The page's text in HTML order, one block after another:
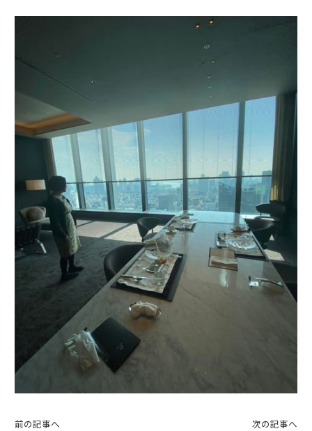
前の記事へ 次の記事へ